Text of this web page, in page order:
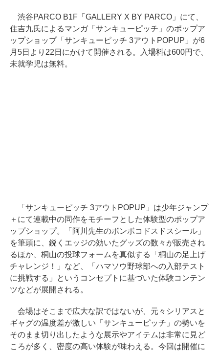
渋谷PARCO B1F「GALLERY X BY PARCO」にて、
住吉九氏によるマンガ「サンキューピッチ」のポップア
ップショップ「サンキューピッチ 3アウトPOPUP」が6
月5日より22日にかけて開催される。入場料は600円で、
未就学児は無料。
「サンキューピッチ 3アウトPOPUP」は少年ジャンプ
＋にて連載中の同作をモチーフとした体験型のポップア
ップショップ。「阿川先生のボンボコドスドスシール」
を筆頭に、鋭くエッジの効いたグッズの数々が販売され
るほか、桐山の投球フォームを真似する「桐山の足上げ
チャレンジ！」など、「ハマソウ野球部への入部テスト
に挑戦する」というコンセプトに基づいた体験コンテン
ツなどが展開される。
会場はそこまで広大な訳ではないが、元々シリアスと
ギャグの温度差が激しい「サンキューピッチ」の勢いを
そのまま切り出したような展示やアイテムは非常に見ど
ころが多く、密度の高い体験が味わえる。今回は開催に